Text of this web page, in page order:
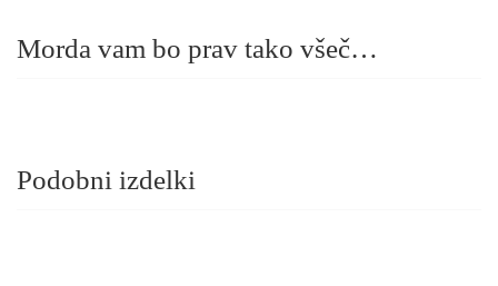
Morda vam bo prav tako všeč…
Podobni izdelki